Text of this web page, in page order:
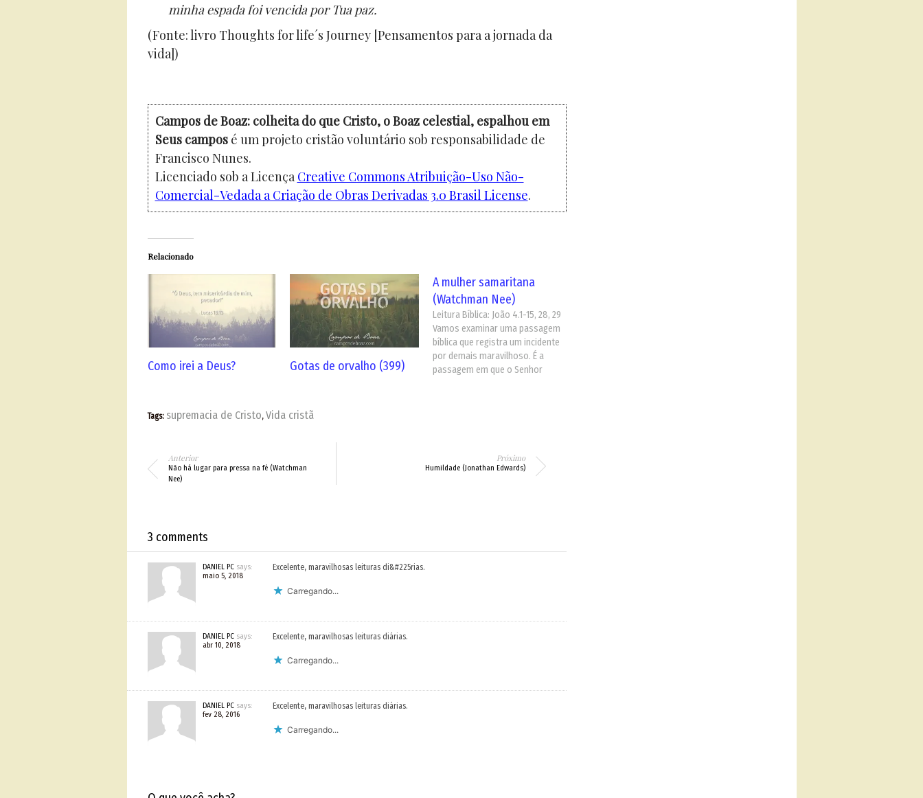
minha espada foi vencida por Tua paz.
(Fonte: livro Thoughts for life´s Journey [Pensamentos para a jornada da
vida])
Campos de Boaz: colheita do que Cristo, o Boaz celestial, espalhou em
Seus camposé um projeto cristão voluntário sob responsabilidade de
Francisco Nunes.
Licenciado sob a Licença Creative Commons Atribuição-Uso Não-
Comercial-Vedada a Criação de Obras Derivadas 3.0 Brasil License.
Relacionado
Como irei a Deus? Gotas de orvalho (399)
A mulher samaritana
(Watchman Nee)
Leitura Bíblica: João 4.1-15, 28, 29
Vamos examinar uma passagem
bíblica que registra um incidente
por demais maravilhoso. É a
passagem em que o Senhor
Tags: supremacia de Cristo, Vida cristã
Anterior
Não há lugar para pressa na fé (Watchman
Nee)
Próximo
Humildade (Jonathan Edwards)
3 comments
DANIEL PCsays:
maio 5, 2018
Excelente, maravilhosas leituras di&#225rias.
Carregando...
DANIEL PCsays:
abr 10, 2018
Excelente, maravilhosas leituras diárias.
Carregando...
DANIEL PCsays:
fev 28, 2016
Excelente, maravilhosas leituras diárias.
Carregando...